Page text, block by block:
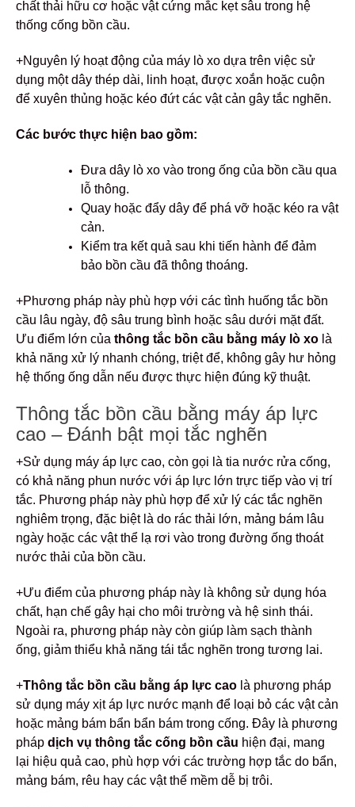
chất thải hữu cơ hoặc vật cứng mắc kẹt sâu trong hệ
thống cống bồn cầu.
+Nguyên lý hoạt động của máy lò xo dựa trên việc sử
dụng một dây thép dài, linh hoạt, được xoắn hoặc cuộn
để xuyên thủng hoặc kéo đứt các vật cản gây tắc nghẽn.
Các bước thực hiện bao gồm:
Đưa dây lò xo vào trong ống của bồn cầu qua
lỗ thông.
Quay hoặc đẩy dây để phá vỡ hoặc kéo ra vật
cản.
Kiểm tra kết quả sau khi tiến hành để đảm
bảo bồn cầu đã thông thoáng.
+Phương pháp này phù hợp với các tình huống tắc bồn
cầu lâu ngày, độ sâu trung bình hoặc sâu dưới mặt đất.
Ưu điểm lớn của thông tắc bồn cầu bằng máy lò xo là
khả năng xử lý nhanh chóng, triệt để, không gây hư hỏng
hệ thống ống dẫn nếu được thực hiện đúng kỹ thuật.
Thông tắc bồn cầu bằng máy áp lực
cao – Đánh bật mọi tắc nghẽn
+Sử dụng máy áp lực cao, còn gọi là tia nước rửa cống,
có khả năng phun nước với áp lực lớn trực tiếp vào vị trí
tắc. Phương pháp này phù hợp để xử lý các tắc nghẽn
nghiêm trọng, đặc biệt là do rác thải lớn, mảng bám lâu
ngày hoặc các vật thể lạ rơi vào trong đường ống thoát
nước thải của bồn cầu.
+Ưu điểm của phương pháp này là không sử dụng hóa
chất, hạn chế gây hại cho môi trường và hệ sinh thái.
Ngoài ra, phương pháp này còn giúp làm sạch thành
ống, giảm thiểu khả năng tái tắc nghẽn trong tương lai.
+Thông tắc bồn cầu bằng áp lực cao là phương pháp
sử dụng máy xịt áp lực nước mạnh để loại bỏ các vật cản
hoặc mảng bám bẩn bẩn bám trong cống. Đây là phương
pháp dịch vụ thông tắc cống bồn cầu hiện đại, mang
lại hiệu quả cao, phù hợp với các trường hợp tắc do bẩn,
mảng bám, rêu hay các vật thể mềm dễ bị trôi.